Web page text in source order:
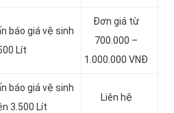
báo giá vệ sinh
Lít
Đơn giá từ
700.000 –
1.000.000 VNĐ
báo giá vệ sinh
3.500 Lít
Liên hệ